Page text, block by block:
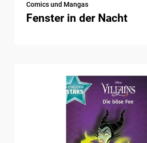
Comics und Mangas
Fenster in der Nacht